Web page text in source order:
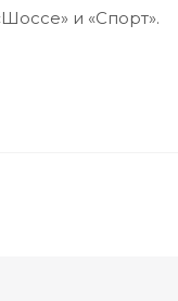
и «Спорт».